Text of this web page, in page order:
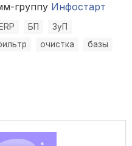
группу Инфостарт
ERP БП
ЗуП
очистка базы